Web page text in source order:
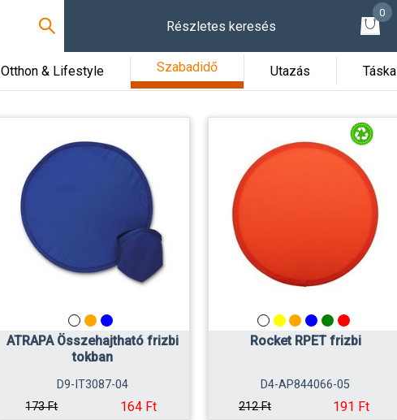
Részletes keresés
0
Otthon & Lifestyle Szabadidő Utazás Táska
ATRAPA Összehajtható frizbi
tokban
D9-IT3087-04
173 Ft
164 Ft
Rocket RPET frizbi
D4-AP844066-05
212 Ft
191 Ft